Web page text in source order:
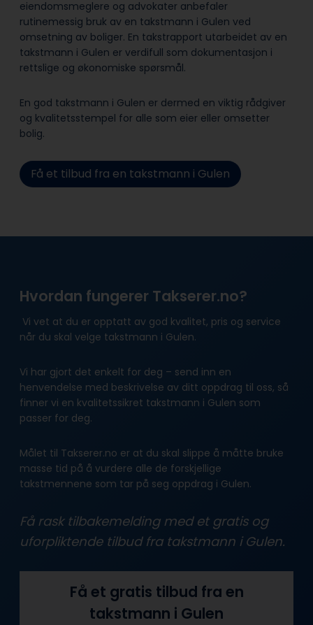
eiendomsmeglere og advokater anbefaler
rutinemessig bruk av en takstmann i Gulen ved
omsetning av boliger. En takstrapport utarbeidet av en
takstmann i Gulen er verdifull som dokumentasjon i
rettslige og økonomiske spørsmål.
En god takstmann i Gulen er dermed en viktig rådgiver
og kvalitetsstempel for alle som eier eller omsetter
bolig.
Få et tilbud fra en takstmann i Gulen
Hvordan fungerer Takserer.no?
Vi vet at du er opptatt av god kvalitet, pris og service
når du skal velge takstmann i Gulen.
Vi har gjort det enkelt for deg – send inn en
henvendelse med beskrivelse av ditt oppdrag til oss, så
finner vi en kvalitetssikret takstmann i Gulen som
passer for deg.
Målet til Takserer.no er at du skal slippe å måtte bruke
masse tid på å vurdere alle de forskjellige
takstmennene som tar på seg oppdrag i Gulen.
Få rask tilbakemelding med et gratis og
uforpliktende tilbud fra takstmann i Gulen.
Få et gratis tilbud fra en
takstmann i Gulen